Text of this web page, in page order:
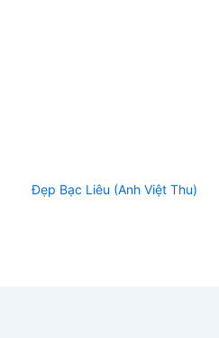
Đẹp Bạc Liêu (Anh Việt Thu)